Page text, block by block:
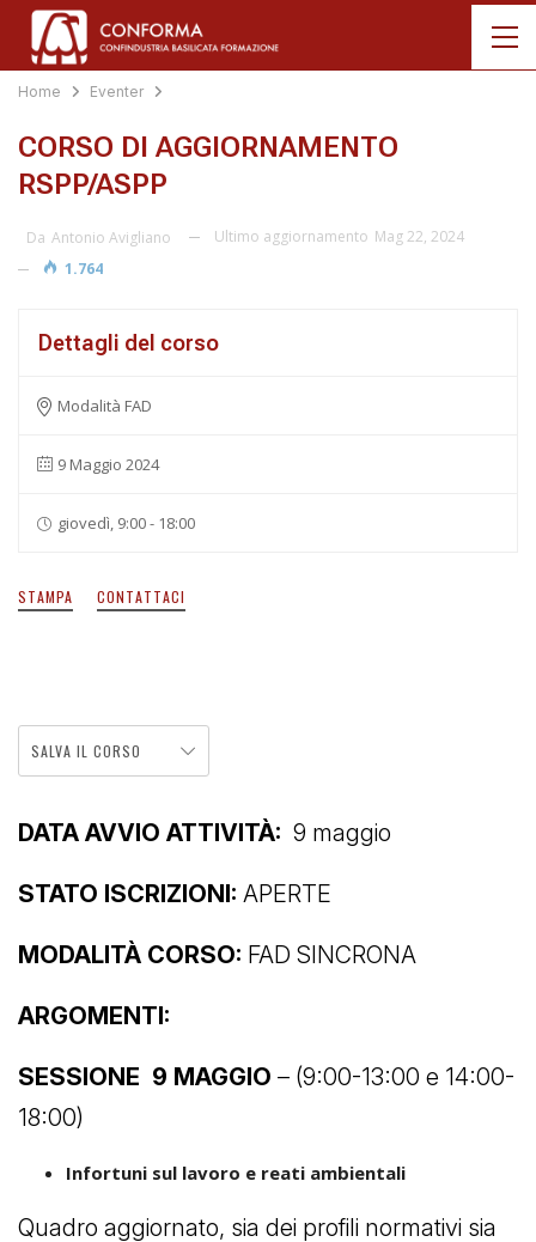
Home Eventer
CORSO DI AGGIORNAMENTO
RSPP/ASPP
Da Antonio Avigliano Ultimo aggiornamento Mag 22, 2024
1.764
Dettagli del corso
Modalità FAD
9 Maggio 2024
giovedì, 9:00 - 18:00
STAMPA CONTATTACI
SALVA IL CORSO
DATA AVVIO ATTIVITÀ: 9 maggio
STATO ISCRIZIONI: APERTE
MODALITÀ CORSO: FAD SINCRONA
ARGOMENTI:
SESSIONE 9 MAGGIO – (9:00-13:00 e 14:00-
18:00)
Infortuni sul lavoro e reati ambientali
Quadro aggiornato, sia dei profili normativi sia